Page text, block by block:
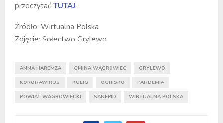
przeczytać TUTAJ.
Źródło: Wirtualna Polska
Zdjęcie: Sołectwo Grylewo
ANNA HAREMZA GMINA WĄGROWIEC GRYLEWO
KORONAWIRUS KULIG OGNISKO PANDEMIA
POWIAT WĄGROWIECKI SANEPID WIRTUALNA POLSKA